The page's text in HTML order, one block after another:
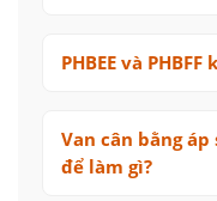
PHBEE và
Van cân bằng
để làm gì?